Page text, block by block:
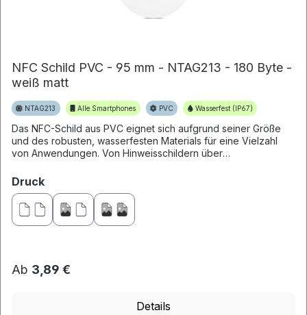
NFC Schild PVC - 95 mm - NTAG213 - 180 Byte -
weiß matt
NTAG213 Alle Smartphones PVC Wasserfest (IP67)
Das NFC-Schild aus PVC eignet sich aufgrund seiner Größe
und des robusten, wasserfesten Materials für eine Vielzahl
von Anwendungen. Von Hinweisschildern über
Druckauswählen
Ab 3,89 €
Details